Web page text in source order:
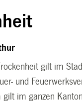
gilt im
und
gilt im ganzen